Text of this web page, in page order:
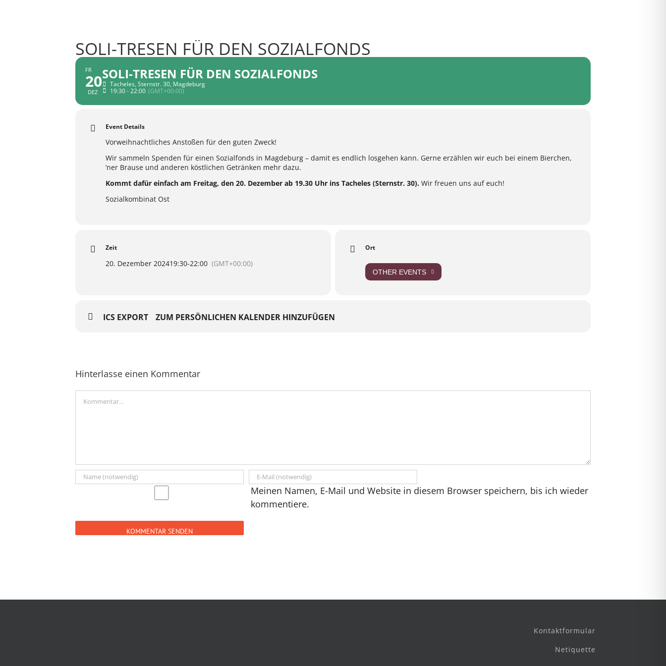
SOLI-TRESEN FÜR DEN SOZIALFONDS
FR
20
DEZ
SOLI-TRESEN FÜR DEN SOZIALFONDS
Tacheles, Sternstr. 30, Magdeburg
19:30 - 22:00 (GMT+00:00)
Event Details
Vorweihnachtliches Anstoßen für den guten Zweck!
Wir sammeln Spenden für einen Sozialfonds in Magdeburg – damit es endlich losgehen kann. Gerne erzählen wir euch bei einem Bierchen,
’ner Brause und anderen köstlichen Getränken mehr dazu.
Kommt dafür einfach am Freitag, den 20. Dezember ab 19.30 Uhr ins Tacheles (Sternstr. 30). Wir freuen uns auf euch!
Sozialkombinat Ost
Zeit
20. Dezember 202419:30-22:00 (GMT+00:00)
Ort
OTHER EVENTS
ICS EXPORT ZUM PERSÖNLICHEN KALENDER HINZUFÜGEN
Hinterlasse einen Kommentar
Meinen Namen, E-Mail und Website in diesem Browser speichern, bis ich wieder
kommentiere.
Kontaktformular
Netiquette